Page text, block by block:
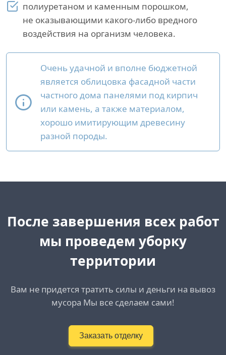
полиуретаном и каменным порошком,
не оказывающими какого-либо вредного
воздействия на организм человека.
Очень удачной и вполне бюджетной
является облицовка фасадной части
частного дома панелями под кирпич
или камень, а также материалом,
хорошо имитирующим древесину
разной породы.
После завершения всех работ
мы проведем уборку
территории
Вам не придется тратить силы и деньги на вывоз
мусора Мы все сделаем сами!
Заказать отделку